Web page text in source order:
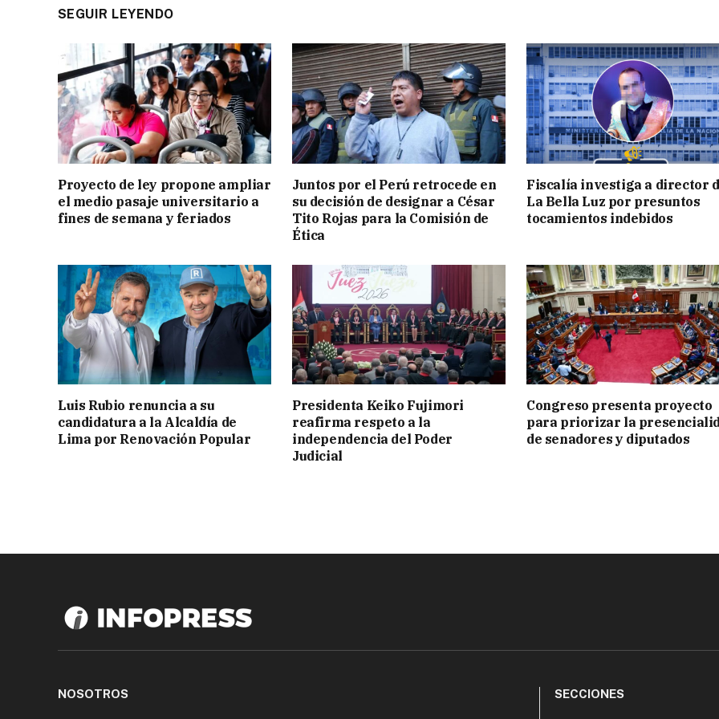
SEGUIR LEYENDO
Proyecto de ley propone ampliar
el medio pasaje universitario a
fines de semana y feriados
Juntos por el Perú retrocede en
su decisión de designar a César
Tito Rojas para la Comisión de
Ética
Fiscalía investiga a director
La Bella Luz por presuntos
tocamientos indebidos
Luis Rubio renuncia a su
candidatura a la Alcaldía de
Lima por Renovación Popular
Presidenta Keiko Fujimori
reafirma respeto a la
independencia del Poder
Judicial
Congreso presenta proyecto
para priorizar la
de senadores y diputados
NOSOTROS SECCIONES